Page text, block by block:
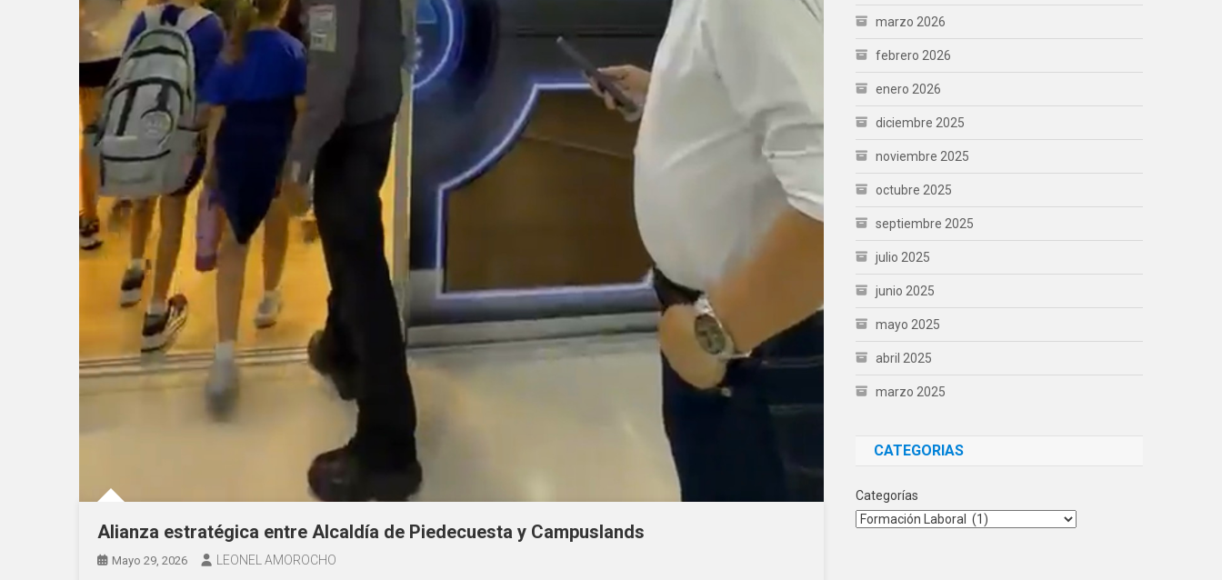
Alianza estratégica entre Alcaldía de Piedecuesta y Campuslands
Mayo 29, 2026 LEONEL AMOROCHO
marzo 2026
febrero 2026
enero 2026
diciembre 2025
noviembre 2025
octubre 2025
septiembre 2025
julio 2025
junio 2025
mayo 2025
abril 2025
marzo 2025
CATEGORIAS
Categorías